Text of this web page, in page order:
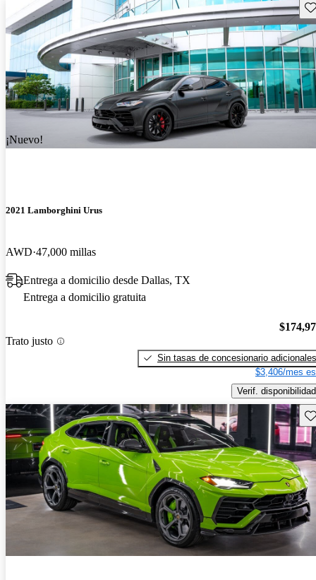
¡Nuevo!
2021 Lamborghini Urus
AWD 47,000 millas
Entrega a domicilio desde Dallas, TX
Entrega a domicilio gratuita
Trato justo
Sin tasas de concesionario adicionales
$3,406/mes
Verif. disponibilidad